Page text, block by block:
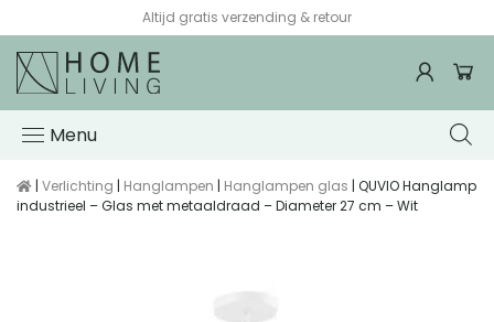
Altijd gratis verzending & retour
Menu
| Verlichting | Hanglampen | Hanglampen glas | QUVIO Hanglamp
industrieel – Glas met metaaldraad – Diameter 27 cm – Wit